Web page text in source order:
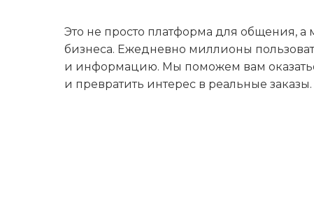
Это не просто платформа для общения,
бизнеса. Ежедневно миллионы
и информацию. Мы поможем вам
и превратить интерес в реальные заказы.